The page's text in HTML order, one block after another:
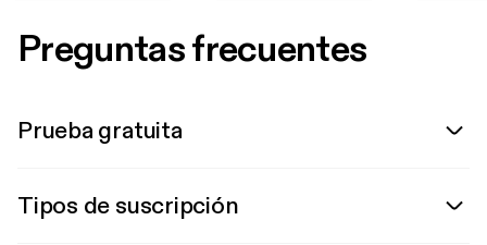
Preguntas frecuentes
Prueba gratuita
Tipos de suscripción